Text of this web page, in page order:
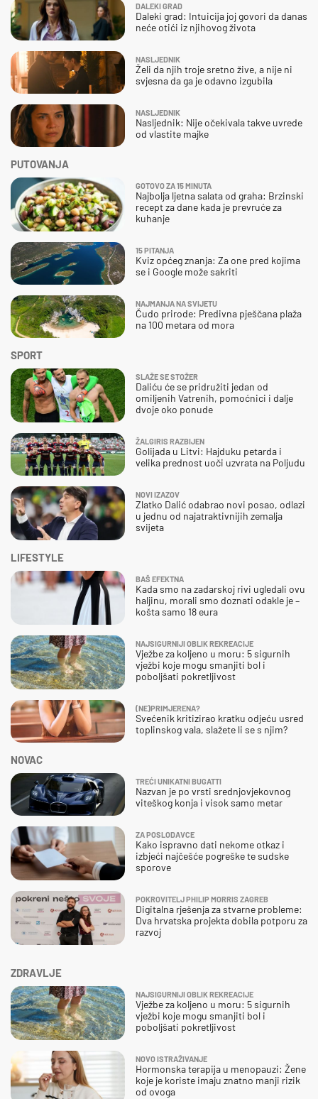
ZDRAVLJE
NAJSIGURNIJI OBLIK REKREACIJE
Vježbe za koljeno u moru: 5 sigurnih
vježbi koje mogu smanjiti bol i
poboljšati pokretljivost
NOVO ISTRAŽIVANJE
Hormonska terapija u menopauzi: Žene
koje je koriste imaju znatno manji rizik
od ovoga
SPORT
SLAŽE SE STOŽER
Daliću će se pridružiti jedan od
omiljenih Vatrenih, pomoćnici i dalje
dvoje oko ponude
ŽALGIRIS RAZBIJEN
Golijada u Litvi: Hajduku petarda i
velika prednost uoči uzvrata na Poljudu
NOVI IZAZOV
Zlatko Dalić odabrao novi posao, odlazi
u jednu od najatraktivnijih zemalja
svijeta
DALEKI GRAD
Daleki grad: Intuicija joj govori da danas
neće otići iz njihovog života
NASLJEDNIK
Želi da njih troje sretno žive, a nije ni
svjesna da ga je odavno izgubila
NASLJEDNIK
Nasljednik: Nije očekivala takve uvrede
od vlastite majke
PUTOVANJA
GOTOVO ZA 15 MINUTA
Najbolja ljetna salata od graha: Brzinski
recept za dane kada je prevruće za
kuhanje
15 PITANJA
Kviz općeg znanja: Za one pred kojima
se i Google može sakriti
NAJMANJA NA SVIJETU
Čudo prirode: Predivna pješčana plaža
na 100 metara od mora
NOVAC
TREĆI UNIKATNI BUGATTI
Nazvan je po vrsti srednjovjekovnog
viteškog konja i visok samo metar
ZA POSLODAVCE
Kako ispravno dati nekome otkaz i
izbjeći najčešće pogreške te sudske
sporove
POKROVITELJ PHILIP MORRIS ZAGREB
Digitalna rješenja za stvarne probleme:
Dva hrvatska projekta dobila potporu za
razvoj
LIFESTYLE
BAŠ EFEKTNA
Kada smo na zadarskoj rivi ugledali ovu
haljinu, morali smo doznati odakle je –
košta samo 18 eura
NAJSIGURNIJI OBLIK REKREACIJE
Vježbe za koljeno u moru: 5 sigurnih
vježbi koje mogu smanjiti bol i
poboljšati pokretljivost
(NE)PRIMJERENA?
Svećenik kritizirao kratku odjeću usred
toplinskog vala, slažete li se s njim?